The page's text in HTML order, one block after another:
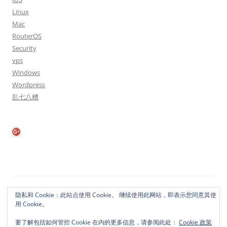
Linux
Mac
RouterOS
Security
vps
Windows
Wordpress
乱七八糟
隐私政策 自豪地采用WordPress
隐私和 Cookie：此站点使用 Cookie。 继续使用此网站，即表示您同意其使
用 Cookie。
要了解包括如何管控 Cookie 在内的更多信息，请参阅此处： Cookie 政策